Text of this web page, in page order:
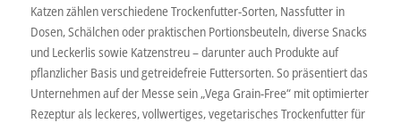
Katzen zählen verschiedene Trockenfutter-Sorten, Nassfutter in
Dosen, Schälchen oder praktischen Portionsbeuteln, diverse Snacks
und Leckerlis sowie Katzenstreu – darunter auch Produkte auf
pflanzlicher Basis und getreidefreie Futtersorten. So präsentiert das
Unternehmen auf der Messe sein „Vega Grain-Free“ mit optimierter
Rezeptur als leckeres, vollwertiges, vegetarisches Trockenfutter für